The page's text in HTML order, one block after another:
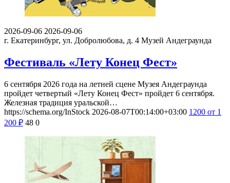
2026-09-06 2026-09-06
г. Екатеринбург, ул. Добролюбова, д. 4 Музей Андеграунда
Фестиваль «Лету Конец Фест»
6 сентября 2026 года на летней сцене Музея Андеграунда
пройдет четвертый «Лету Конец Фест» пройдет 6 сентября.
Железная традиция уральской…
https://schema.org/InStock 2026-08-07T00:14:00+03:00 1200 от 1
200 ₽ 48 0